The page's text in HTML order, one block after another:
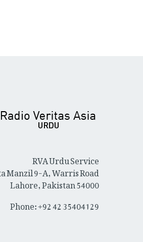
RVA Urdu Service
Manzil 9-A, Warris Road,
Lahore, Pakistan 54000
Phone: +92 42 35404129